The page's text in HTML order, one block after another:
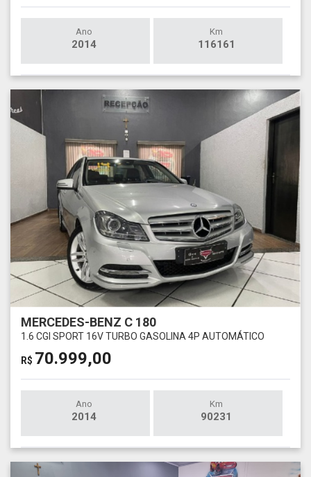
Ano
2014
Km
116161
MERCEDES-BENZ C 180
1.6 CGI SPORT 16V TURBO GASOLINA 4P AUTOMÁTICO
R$ 70.999,00
Ano
2014
Km
90231